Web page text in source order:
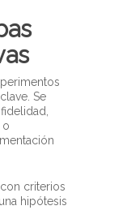
Se
o
criterios
hipótesis